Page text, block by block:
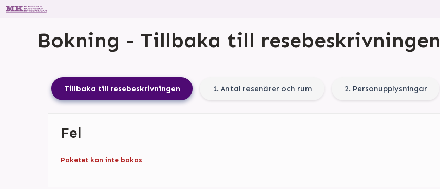
Bokning - Tillbaka till resebeskrivningen
Tillbaka till resebeskrivningen 1. Antal resenärer och rum 2. Personupplysningar
Fel
Paketet kan inte bokas